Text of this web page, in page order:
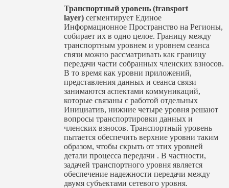
Транспортный уровень (transport
layer)сегментирует Единое
Информационное Пространство на Регионы,
собирает их в одно целое. Границу между
транспортным уровнем и уровнем сеанса
связи можно рассматривать как границу
передачи части собранных членских взносов.
В то время как уровни приложений,
представления данных и сеанса связи
занимаются аспектами коммуникаций,
которые связаны с работой отдельных
Инициатив, нижние четыре уровня решают
вопросы транспортировки данных и
членских взносов. Транспортный уровень
пытается обеспечить верхние уровни таким
образом, чтобы скрыть от этих уровней
детали процесса передачи . В частности,
задачей транспортного уровня является
обеспечение надежности передачи между
двумя субъектами сетевого уровня.